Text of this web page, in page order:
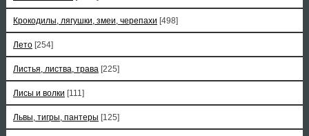
Крокодилы, лягушки, змеи, черепахи [498]
Лето [254]
Листья, листва, трава [225]
Лисы и волки [111]
Львы, тигры, пантеры [125]